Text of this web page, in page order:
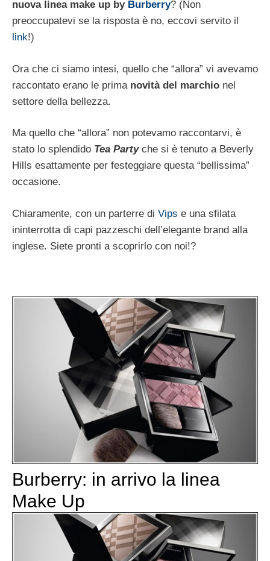
nuova linea make up by Burberry? (Non
preoccupatevi se la risposta è no, eccovi servito il
link!)
Ora che ci siamo intesi, quello che “allora” vi avevamo
raccontato erano le prima novità del marchio nel
settore della bellezza.
Ma quello che “allora” non potevamo raccontarvi, è
stato lo splendido Tea Partyche si è tenuto a Beverly
Hills esattamente per festeggiare questa “bellissima”
occasione.
Chiaramente, con un parterre di Vips e una sfilata
ininterrotta di capi pazzeschi dell’elegante brand alla
inglese. Siete pronti a scoprirlo con noi!?
Burberry: in arrivo la linea
Make Up